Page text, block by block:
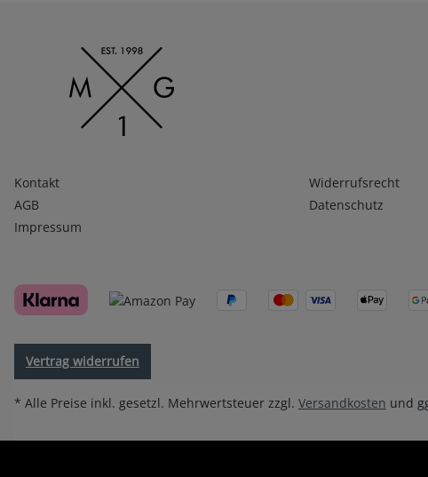
Infos 1
Kontakt
AGB
Impressum
Infos 2
Widerrufsrecht
Datenschutz
Vertrag widerrufen
* Alle Preise inkl. gesetzl. Mehrwertsteuer zzgl. Versandkosten und